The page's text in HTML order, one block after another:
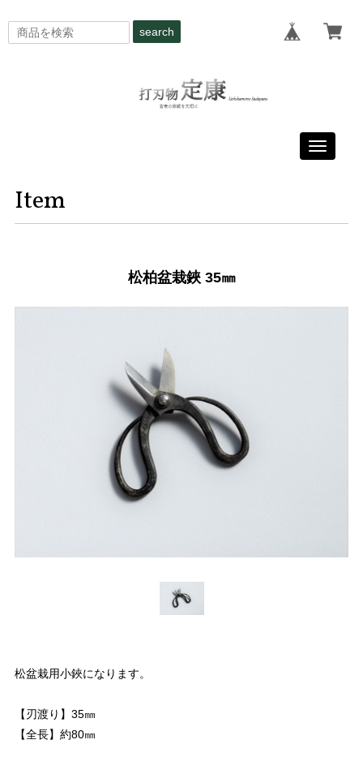
search
Toggle
Item
松柏盆栽鋏 35㎜
松盆栽用小鋏になります。
【刃渡り】35㎜
【全長】約80㎜